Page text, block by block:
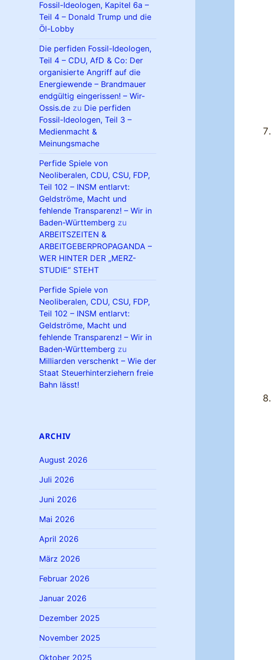
Fossil-Ideologen, Kapitel 6a –
Teil 4 – Donald Trump und die
Öl-Lobby
Die perfiden Fossil-Ideologen,
Teil 4 – CDU, AfD & Co: Der
organisierte Angriff auf die
Energiewende – Brandmauer
endgültig eingerissen! – Wir-
Ossis.de zu Die perfiden
Fossil-Ideologen, Teil 3 –
Medienmacht &
Meinungsmache
Perfide Spiele von
Neoliberalen, CDU, CSU, FDP,
Teil 102 – INSM entlarvt:
Geldströme, Macht und
fehlende Transparenz! – Wir in
Baden-Württemberg zu
ARBEITSZEITEN &
ARBEITGEBERPROPAGANDA –
WER HINTER DER „MERZ-
STUDIE“ STEHT
Perfide Spiele von
Neoliberalen, CDU, CSU, FDP,
Teil 102 – INSM entlarvt:
Geldströme, Macht und
fehlende Transparenz! – Wir in
Baden-Württemberg zu
Milliarden verschenkt – Wie der
Staat Steuerhinterziehern freie
Bahn lässt!
ARCHIV
August 2026
Juli 2026
Juni 2026
Mai 2026
April 2026
März 2026
Februar 2026
Januar 2026
Dezember 2025
November 2025
Oktober 2025